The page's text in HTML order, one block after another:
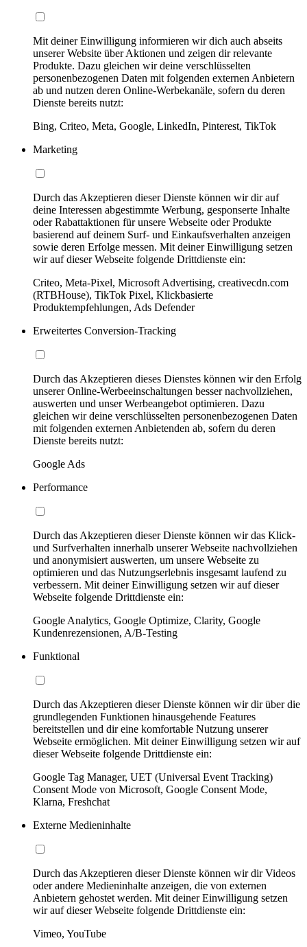
Mit deiner Einwilligung informieren wir dich auch abseits
unserer Website über Aktionen und zeigen dir relevante
Produkte. Dazu gleichen wir deine verschlüsselten
personenbezogenen Daten mit folgenden externen Anbietern
ab und nutzen deren Online-Werbekanäle, sofern du deren
Dienste bereits nutzt:
Bing, Criteo, Meta, Google, LinkedIn, Pinterest, TikTok
Marketing
Durch das Akzeptieren dieser Dienste können wir dir auf
deine Interessen abgestimmte Werbung, gesponserte Inhalte
oder Rabattaktionen für unsere Webseite oder Produkte
basierend auf deinem Surf- und Einkaufsverhalten anzeigen
sowie deren Erfolge messen. Mit deiner Einwilligung setzen
wir auf dieser Webseite folgende Drittdienste ein:
Criteo, Meta-Pixel, Microsoft Advertising, creativecdn.com
(RTBHouse), TikTok Pixel, Klickbasierte
Produktempfehlungen, Ads Defender
Erweitertes Conversion-Tracking
Durch das Akzeptieren dieses Dienstes können wir den Erfolg
unserer Online-Werbeeinschaltungen besser nachvollziehen,
auswerten und unser Werbeangebot optimieren. Dazu
gleichen wir deine verschlüsselten personenbezogenen Daten
mit folgenden externen Anbietenden ab, sofern du deren
Dienste bereits nutzt:
Google Ads
Performance
Durch das Akzeptieren dieser Dienste können wir das Klick-
und Surfverhalten innerhalb unserer Webseite nachvollziehen
und anonymisiert auswerten, um unsere Webseite zu
optimieren und das Nutzungserlebnis insgesamt laufend zu
verbessern. Mit deiner Einwilligung setzen wir auf dieser
Webseite folgende Drittdienste ein:
Google Analytics, Google Optimize, Clarity, Google
Kundenrezensionen, A/B-Testing
Funktional
Durch das Akzeptieren dieser Dienste können wir dir über die
grundlegenden Funktionen hinausgehende Features
bereitstellen und dir eine komfortable Nutzung unserer
Webseite ermöglichen. Mit deiner Einwilligung setzen wir auf
dieser Webseite folgende Drittdienste ein:
Google Tag Manager, UET (Universal Event Tracking)
Consent Mode von Microsoft, Google Consent Mode,
Klarna, Freshchat
Externe Medieninhalte
Durch das Akzeptieren dieser Dienste können wir dir Videos
oder andere Medieninhalte anzeigen, die von externen
Anbietern gehostet werden. Mit deiner Einwilligung setzen
wir auf dieser Webseite folgende Drittdienste ein:
Vimeo, YouTube